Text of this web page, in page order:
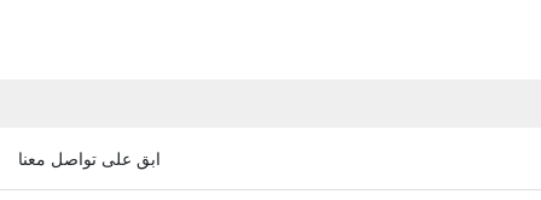
ابق على تواصل معنا